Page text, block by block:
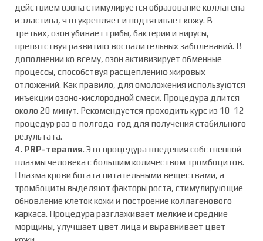
действием озона стимулируется образование коллагена
и эластина, что укрепляет и подтягивает кожу. В-
третьих, озон убивает грибы, бактерии и вирусы,
препятствуя развитию воспалительных заболеваний. В
дополнении ко всему, озон активизирует обменные
процессы, способствуя расщеплению жировых
отложений. Как правило, для омоложения используются
инъекции озоно-кислородной смеси. Процедура длится
около 20 минут. Рекомендуется проходить курс из 10-12
процедур раз в полгода-год для получения стабильного
результата.
4. PRP-терапия. Это процедура введения собственной
плазмы человека с большим количеством тромбоцитов.
Плазма крови богата питательными веществами, а
тромбоциты выделяют факторы роста, стимулирующие
обновление клеток кожи и построение коллагенового
каркаса. Процедура разглаживает мелкие и средние
морщины, улучшает цвет лица и выравнивает цвет